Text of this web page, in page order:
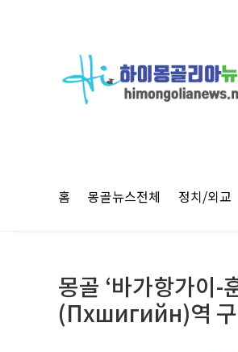
홈 몽골뉴스전체 정치/외교
몽골 ‘바가항가이-
(Пхшигийн)역 구